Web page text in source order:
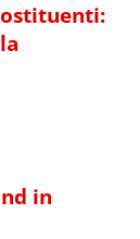
in